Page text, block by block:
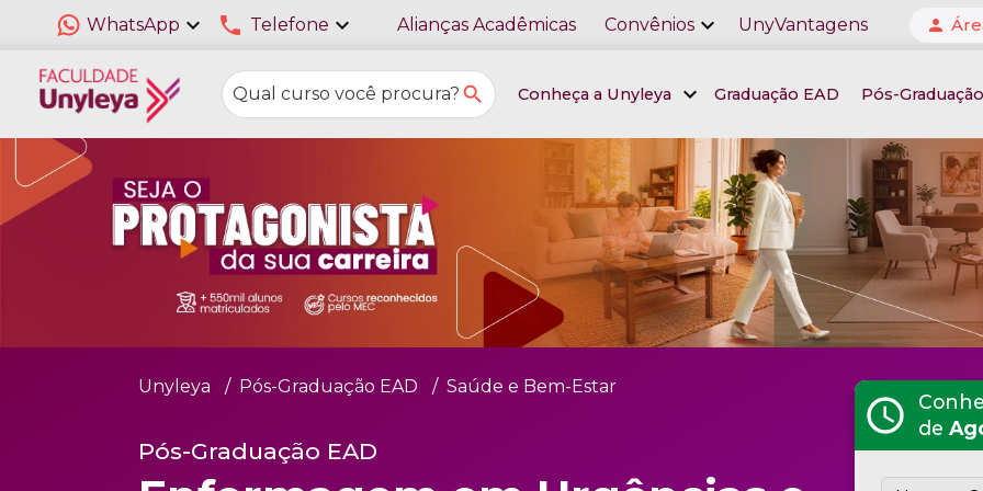
WhatsApp expand_more phone Telefone expand_more Alianças Acadêmicas Convênios expand_more UnyVantagens person
Conheça a Unyleya expand_more Graduação EAD Pós-
Unyleya Pós-Graduação EAD Saúde e Bem-Estar
Pós-Graduação EAD
schedule
de